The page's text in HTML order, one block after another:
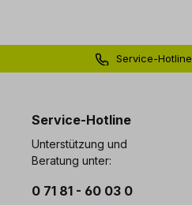
Service-Hotline
Service-Hotline
Unterstützung und
Beratung unter:
0 71 81 - 60 03 0